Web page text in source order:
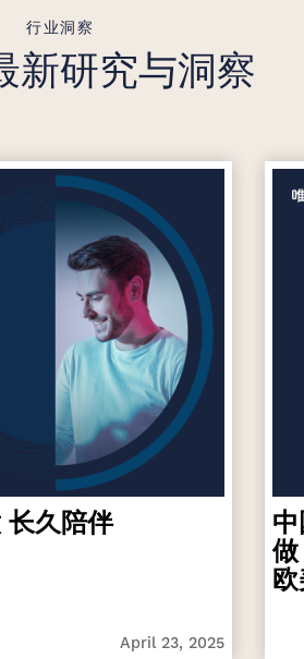
行业洞察
新研究与洞察
长久陪伴
April 23, 2025